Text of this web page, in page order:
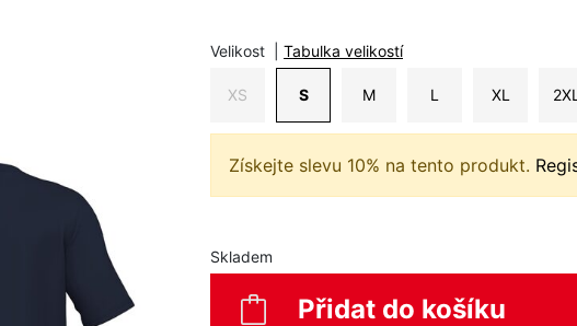
Velikost Tabulka velikostí
XS S M L XL
Získejte slevu 10% na tento produkt.
Skladem
Přidat do košíku